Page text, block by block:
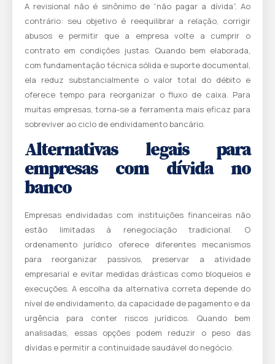
A revisional não é sinônimo de “não pagar a dívida”. Ao
contrário: seu objetivo é reequilibrar a relação, corrigir
abusos e permitir que a empresa volte a cumprir o
contrato em condições justas. Quando bem elaborada,
com fundamentação técnica sólida e suporte documental,
ela reduz substancialmente o valor total do débito e
oferece tempo para reorganizar o fluxo de caixa. Para
muitas empresas, torna-se a ferramenta mais eficaz para
sobreviver ao ciclo de endividamento bancário.
Alternativas legais para
empresas com dívida no
banco
Empresas endividadas com instituições financeiras não
estão limitadas à renegociação tradicional. O
ordenamento jurídico oferece diferentes mecanismos
para reorganizar passivos, preservar a atividade
empresarial e evitar medidas drásticas como bloqueios e
execuções. A escolha da alternativa correta depende do
nível de endividamento, da capacidade de pagamento e da
urgência para conter riscos jurídicos. Quando bem
analisadas, essas opções podem reduzir o peso das
dívidas e permitir a continuidade saudável do negócio.